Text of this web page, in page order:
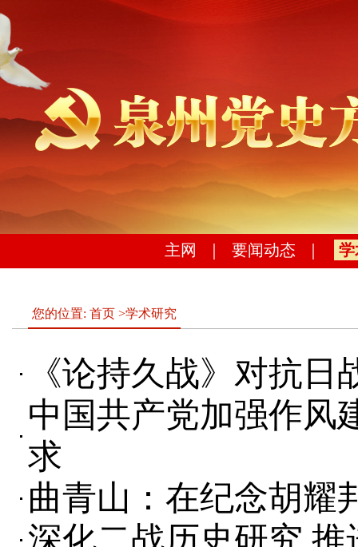
主网 要闻动态 学
您的位置: 首页 >学术研究
《论持久战》对抗日
中国共产党加强作风
求
曲青山：在纪念胡耀
深化二战历史研究